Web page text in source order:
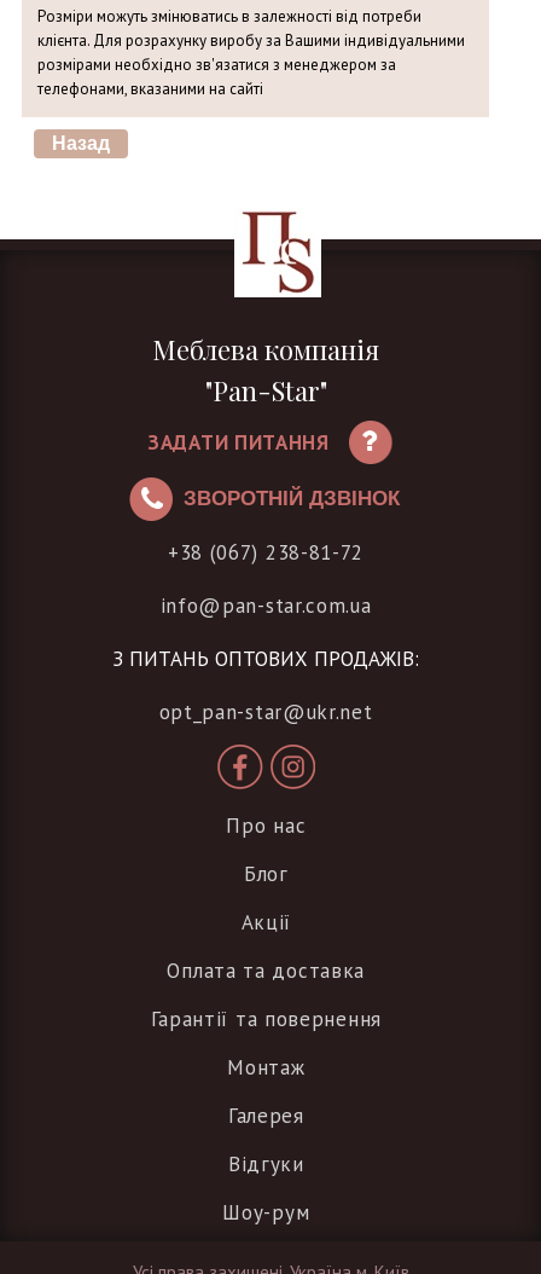
Розміри можуть змінюватись в залежності від потреби
клієнта. Для розрахунку виробу за Вашими індивідуальними
розмірами необхідно зв'язатися з менеджером за
телефонами, вказаними на сайті
Меблева компанія
"Pan-Star"
ЗАДАТИ ПИТАННЯ
ЗВОРОТНІЙ ДЗВІНОК
+38 (067) 238-81-72
info@pan-star.com.ua
З ПИТАНЬ ОПТОВИХ ПРОДАЖІВ:
opt_pan-star@ukr.net
Про нас
Блог
Акції
Оплата та доставка
Гарантії та повернення
Монтаж
Галерея
Відгуки
Шоу-рум